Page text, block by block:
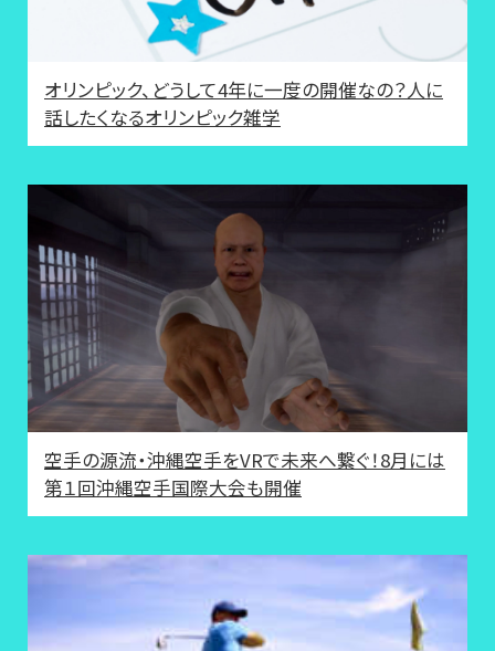
オリンピック、どうして4年に一度の開催なの？人に
話したくなるオリンピック雑学
空手の源流・沖縄空手をVRで未来へ繋ぐ！8月には
第１回沖縄空手国際大会も開催